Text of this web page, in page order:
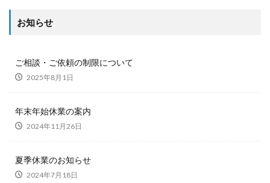
お知らせ
ご相談・ご依頼の制限について
2025年8月1日
年末年始休業の案内
2024年11月26日
夏季休業のお知らせ
2024年7月18日